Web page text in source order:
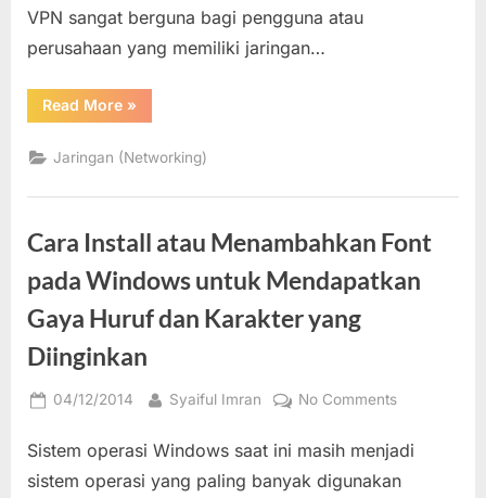
VPN sangat berguna bagi pengguna atau
perusahaan yang memiliki jaringan…
Read More“Cara
Konek
Server
VPN
Mode
dan
L2TP/IPsec
pada
Windows”
»
Jaringan (Networking)
Cara Install atau Menambahkan Font
pada Windows untuk Mendapatkan
Gaya Huruf dan Karakter yang
Diinginkan
Posted
04/12/2014 By
Syaiful Imran No Commentson
Install
atau
Sistem operasi Windows saat ini masih menjadi
sistem operasi yang paling banyak digunakan